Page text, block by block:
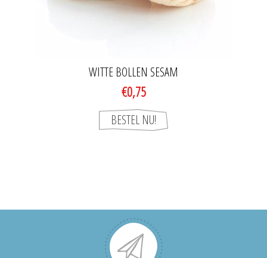
WITTE BOLLEN SESAM
€0,75